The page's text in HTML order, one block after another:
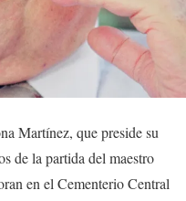
Martínez, que preside su
de la partida del maestro
en el Cementerio Central